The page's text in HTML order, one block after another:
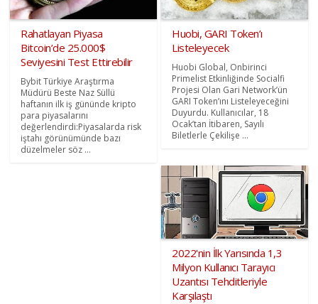
Rahatlayan Piyasa
Bitcoin’de 25.000$
Seviyesini Test Ettirebilir
Bybit Türkiye Araştırma
Müdürü Beste Naz Süllü
haftanın ilk iş gününde kripto
para piyasalarını
değerlendirdi:Piyasalarda risk
iştahı görünümünde bazı
düzelmeler söz ...
Huobi, GARI Token’ı
Listeleyecek
Huobi Global, Onbirinci
Primelist Etkinliğinde Socialfi
Projesi Olan Gari Network’ün
GARI Token’ını Listeleyeceğini
Duyurdu. Kullanıcılar, 18
Ocak’tan İtibaren, Sayılı
Biletlerle Çekilişe ...
2022'nin İlk Yarısında 1,3
Milyon Kullanıcı Tarayıcı
Uzantısı Tehditleriyle
Karşılaştı